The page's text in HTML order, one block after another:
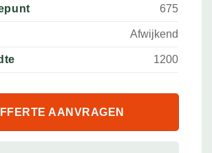
675
Afwijkend
1200
AANVRAGEN